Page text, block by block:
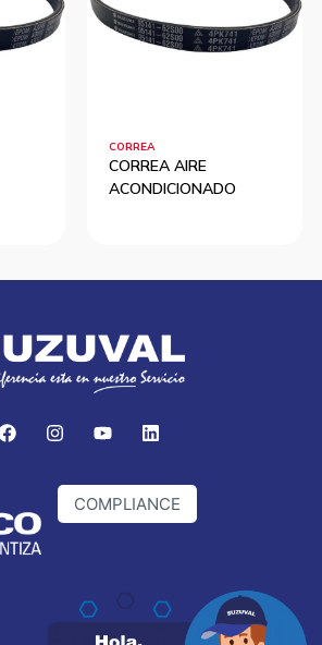
CORREA
CORREA AIRE
ACONDICIONADO
COMPLIANCE